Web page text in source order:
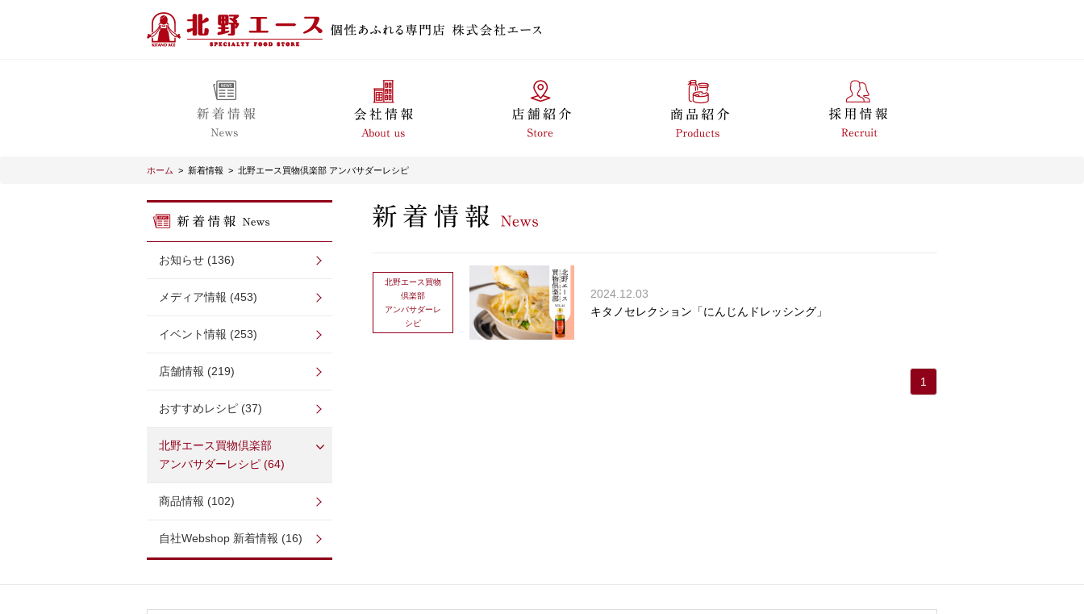
ホーム > 新着情報 > 北野エース買物倶楽部 アンバサダーレシピ
お知らせ (136)
メディア情報 (453)
イベント情報 (253)
店舗情報 (219)
おすすめレシピ (37)
北野エース買物倶楽部
アンバサダーレシピ (64)
商品情報 (102)
自社Webshop 新着情報 (16)
北野エース買物
倶楽部
アンバサダーレ
シピ
2024.12.03
キタノセレクション「にんじんドレッシング」
1